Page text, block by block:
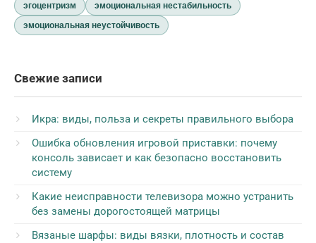
эгоцентризм
эмоциональная нестабильность
эмоциональная неустойчивость
Свежие записи
Икра: виды, польза и секреты правильного выбора
Ошибка обновления игровой приставки: почему
консоль зависает и как безопасно восстановить
систему
Какие неисправности телевизора можно устранить
без замены дорогостоящей матрицы
Вязаные шарфы: виды вязки, плотность и состав